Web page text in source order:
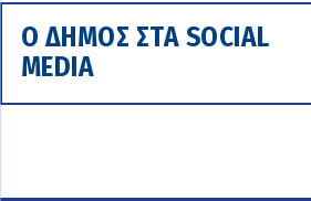
Ο ΔΗΜΟΣ ΣΤΑ SOCIAL
MEDIA